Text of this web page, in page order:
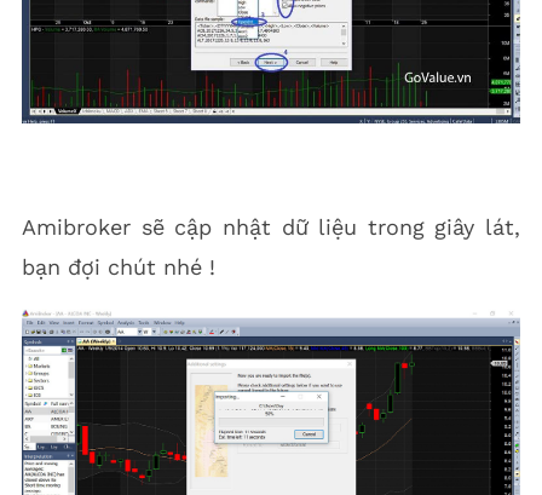
Amibroker sẽ cập nhật dữ liệu trong giây lát,
bạn đợi chút nhé !